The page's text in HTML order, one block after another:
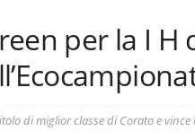
per la I H
di miglior classe di Corato e vince